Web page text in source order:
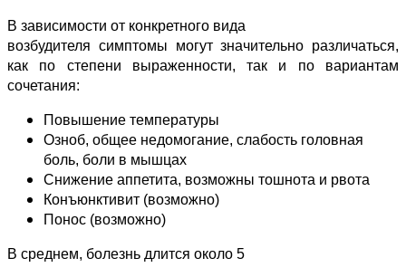
В зависимости от конкретного вида
возбудителя симптомы могут значительно различаться,
как по степени выраженности, так и по вариантам
сочетания:
Повышение температуры
Озноб, общее недомогание, слабость головная
боль, боли в мышцах
Снижение аппетита, возможны тошнота и рвота
Конъюнктивит (возможно)
Понос (возможно)
В среднем, болезнь длится около 5